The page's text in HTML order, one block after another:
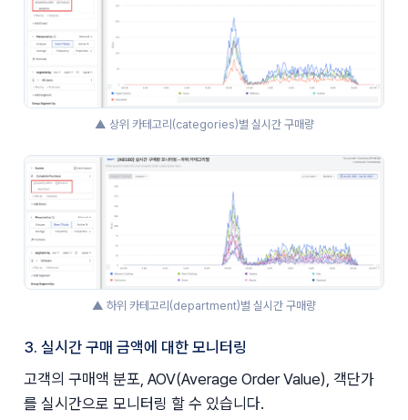
▲ 상위 카테고리(categories)별 실시간 구매량
▲ 하위 카테고리(department)별 실시간 구매량
3. 실시간 구매 금액에 대한 모니터링
고객의 구매액 분포, AOV(Average Order Value), 객단가
를 실시간으로 모니터링 할 수 있습니다.